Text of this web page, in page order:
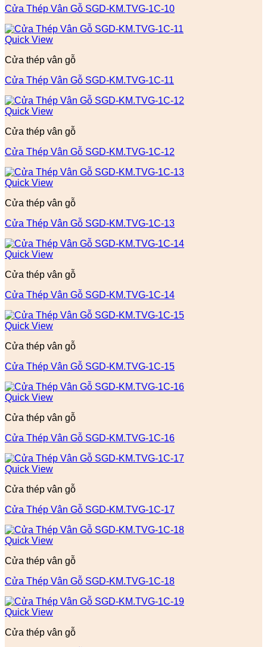
Cửa Thép Vân Gỗ SGD-KM.TVG-1C-10
Quick View
Cửa thép vân gỗ
Cửa Thép Vân Gỗ SGD-KM.TVG-1C-11
Quick View
Cửa thép vân gỗ
Cửa Thép Vân Gỗ SGD-KM.TVG-1C-12
Quick View
Cửa thép vân gỗ
Cửa Thép Vân Gỗ SGD-KM.TVG-1C-13
Quick View
Cửa thép vân gỗ
Cửa Thép Vân Gỗ SGD-KM.TVG-1C-14
Quick View
Cửa thép vân gỗ
Cửa Thép Vân Gỗ SGD-KM.TVG-1C-15
Quick View
Cửa thép vân gỗ
Cửa Thép Vân Gỗ SGD-KM.TVG-1C-16
Quick View
Cửa thép vân gỗ
Cửa Thép Vân Gỗ SGD-KM.TVG-1C-17
Quick View
Cửa thép vân gỗ
Cửa Thép Vân Gỗ SGD-KM.TVG-1C-18
Quick View
Cửa thép vân gỗ